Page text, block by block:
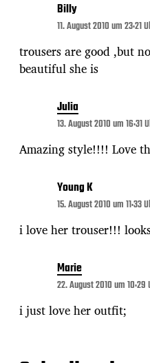
Billy
11. August 2010 um 23:21
trousers are good ,but
beautiful she is
Julia
13. August 2010 um 16:31
Amazing style!!!! Love
Young K
15. August 2010 um 11:33
i love her trouser!!!
Marie
22. August 2010 um 10:29
i just love her outfit;